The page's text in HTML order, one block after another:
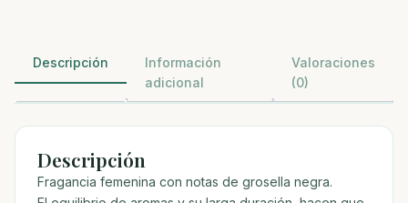
Descripción
Información
adicional
Valoraciones
(0)
Descripción
Fragancia femenina con notas de grosella negra.